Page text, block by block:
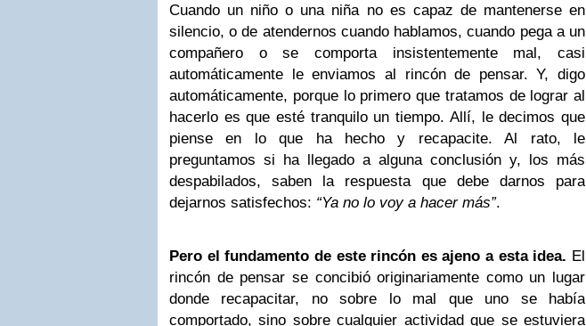
Cuando un niño o una niña no es capaz de mantenerse en
silencio, o de atendernos cuando hablamos, cuando pega a un
compañero o se comporta insistentemente mal, casi
automáticamente le enviamos al rincón de pensar. Y, digo
automáticamente, porque lo primero que tratamos de lograr al
hacerlo es que esté tranquilo un tiempo. Allí, le decimos que
piense en lo que ha hecho y recapacite. Al rato, le
preguntamos si ha llegado a alguna conclusión y, los más
despabilados, saben la respuesta que debe darnos para
dejarnos satisfechos: “Ya no lo voy a hacer más”.
Pero el fundamento de este rincón es ajeno a esta idea. El
rincón de pensar se concibió originariamente como un lugar
donde recapacitar, no sobre lo mal que uno se había
comportado, sino sobre cualquier actividad que se estuviera